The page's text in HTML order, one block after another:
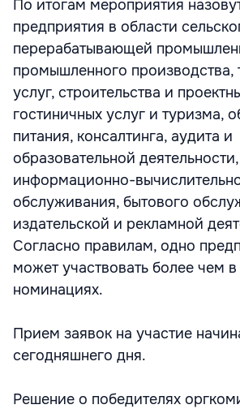
По итогам мероприятия
предприятия в области
перерабатывающей
промышленного производства,
услуг, строительства и
гостиничных услуг и туризма,
питания, консалтинга, аудита и
образовательной деятельности,
информационно-
обслуживания, бытового
издательской и рекламной
Согласно правилам, одно
может участвовать более чем в
номинациях.
Прием заявок на участие
сегодняшнего дня.
Решение о победителях